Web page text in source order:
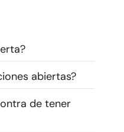
abiertas?
de tener